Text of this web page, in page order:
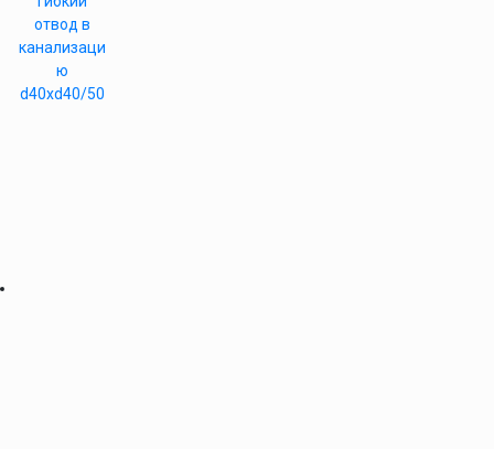
отвод в
канализаци
ю
d40xd40/50